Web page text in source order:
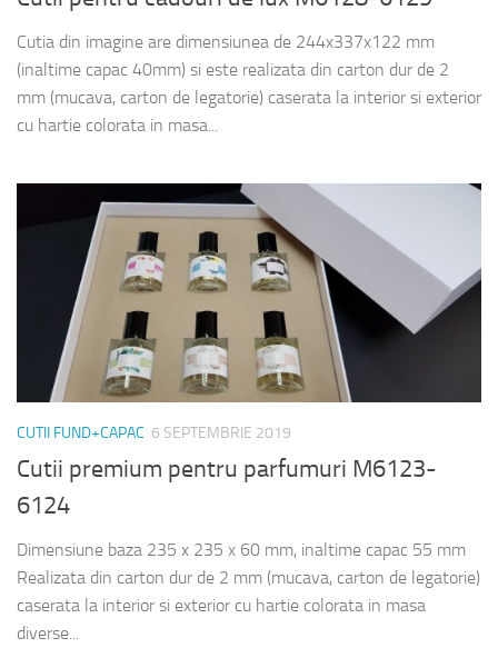
Cutia din imagine are dimensiunea de 244x337x122 mm
(inaltime capac 40mm) si este realizata din carton dur de 2
mm (mucava, carton de legatorie) caserata la interior si exterior
cu hartie colorata in masa...
CUTII FUND+CAPAC 6 SEPTEMBRIE 2019
Cutii premium pentru parfumuri M6123-
6124
Dimensiune baza 235 x 235 x 60 mm, inaltime capac 55 mm
Realizata din carton dur de 2 mm (mucava, carton de legatorie)
caserata la interior si exterior cu hartie colorata in masa
diverse...